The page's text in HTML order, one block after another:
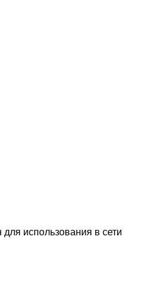
использования в сети